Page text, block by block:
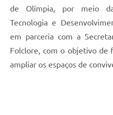
de Olímpia, por meio
Tecnologia e
em parceria com a
Folclore, com o objetivo de
ampliar os espaços de